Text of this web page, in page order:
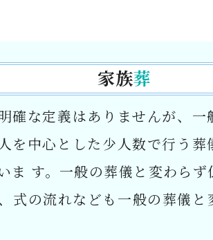
家族葬
確な定義はありませんが、一
を中心とした少人数で行う葬
ま す。一般の葬儀と変わら
式の流れなども一般の葬儀と